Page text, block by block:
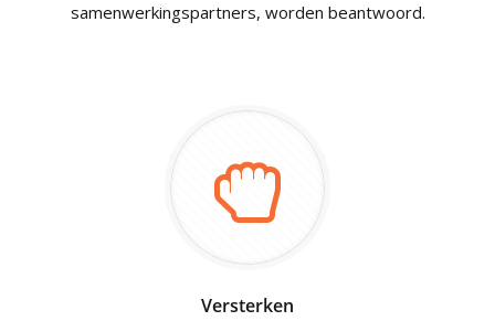
samenwerkingspartners, worden beantwoord.
Versterken